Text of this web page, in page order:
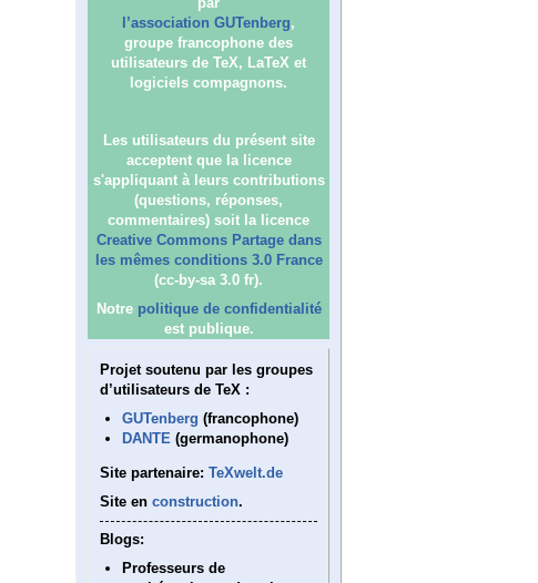
l’association GUTenberg,
groupe francophone des
utilisateurs de TeX, LaTeX et
logiciels compagnons.
Les utilisateurs du présent site
acceptent que la licence
s'appliquant à leurs contributions
(questions, réponses,
commentaires) soit la licence
Creative Commons Partage dans
les mêmes conditions 3.0 France
(cc-by-sa 3.0 fr).
Notre politique de confidentialité
est publique.
Projet soutenu par les groupes
d’utilisateurs de TeX :
GUTenberg (francophone)
DANTE (germanophone)
Site partenaire: TeXwelt.de
Site en construction.
Blogs:
Professeurs de